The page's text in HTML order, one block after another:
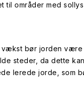
til områder med
vækst bør jorden
steder, da dette
lerede jorde, som